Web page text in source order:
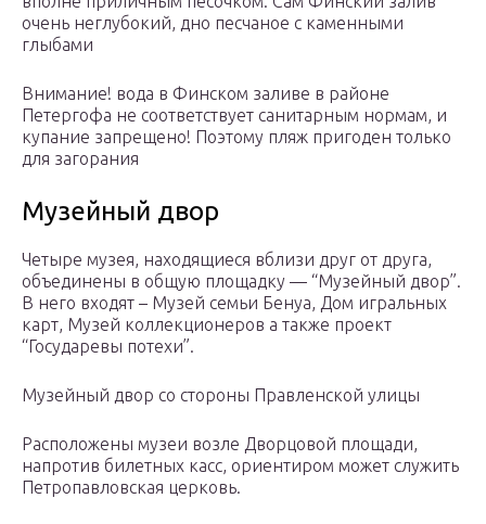
очень неглубокий, дно песчаное с каменными
глыбами
Внимание! вода в Финском заливе в районе
Петергофа не соответствует санитарным нормам, и
купание запрещено! Поэтому пляж пригоден только
для загорания
Музейный двор
Четыре музея, находящиеся вблизи друг от друга,
объединены в общую площадку — “Музейный двор”.
В него входят – Музей семьи Бенуа, Дом игральных
карт, Музей коллекционеров а также проект
“Государевы потехи”.
Музейный двор со стороны Правленской улицы
Расположены музеи возле Дворцовой площади,
напротив билетных касс, ориентиром может служить
Петропавловская церковь.